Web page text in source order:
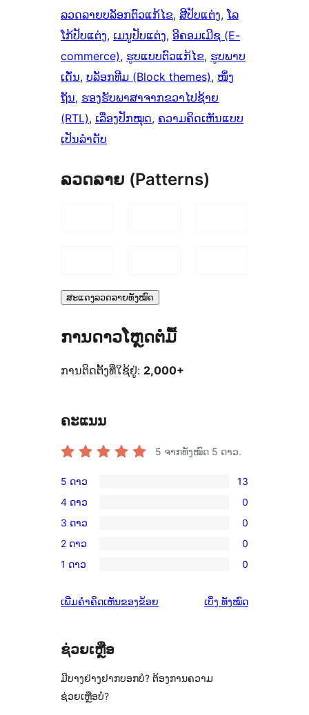
ລວດລາຍບລັອກຕົວແກ້ໄຂ, ສີປັບແຕ່ງ, ໂລ
ໂກ້ປັບແຕ່ງ, ເມນູປັບແຕ່ງ, ອີຄອມເມີຊ (E-
commerce), ຮູບແບບຕົວແກ້ໄຂ, ຮູບພາບ
ເດັ່ນ, ບລັອກທີມ (Block themes), ໜຶ່ງ
ຖັນ, ຮອງຮັບພາສາຈາກຂວາໄປຊ້າຍ
(RTL), ເລື່ອງປັກໝຸດ, ຄວາມຄິດເຫັນແບບ
ເປັນລຳດັບ
ລວດລາຍ (Patterns)
ສະແດງລວດລາຍທັງໝົດ
ການດາວໂຫຼດຕໍ່ມື້
ການຕິດຕັ້ງທີ່ໃຊ້ຢູ່: 2,000+
ຄະແນນ
5 ຈາກທັງໝົດ 5 ດາວ.
ວິຈານ
5
ດາວ
ຈຳນວນ
ລາຍການ
5 ດາວ 13
ວິຈານ
4
ດາວ
0
4 ດາວ 0
ການ
ວິຈານ
3
ຈຳນວນ
3 ດາວ 0
ວິຈານ
ດາວ
0
ລາຍການ
2 ດາວ 0
1
ຈຳນວນ
ລາຍການ
1 ດາວ 0
ເພີ່ມຄຳຄິດເຫັນຂອງຂ້ອຍ ເບິ່ງ ຄຳ
ທັງໝົດ
ຊ່ວຍເຫຼືອ
ມີບາງຢ່າງຢາກບອກບໍ? ຕ້ອງການຄວາມ
ຊ່ວຍເຫຼືອບໍ?